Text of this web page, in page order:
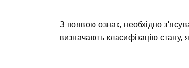
З появою ознак, необхідно
визначають класифікацію стану,